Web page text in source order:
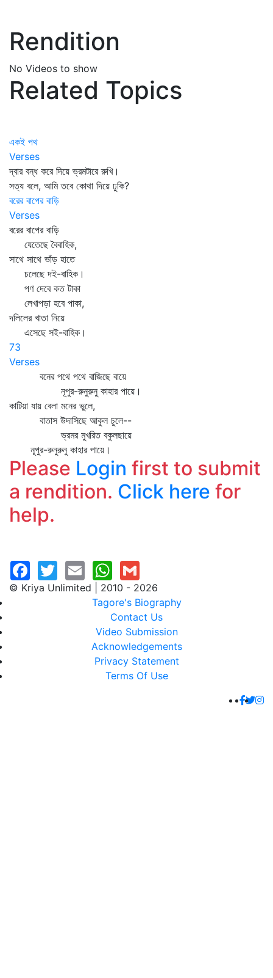
Rendition
No Videos to show
Related Topics
একই পথ
Verses
দ্বার বন্ধ করে দিয়ে ভ্রমটারে রুখি।
সত্য বলে, আমি তবে কোথা দিয়ে ঢুকি?
বরের বাপের বাড়ি
Verses
বরের বাপের বাড়ি
যেতেছে বৈবাহিক,
সাথে সাথে ভাঁড় হাতে
চলেছে দই-বাহিক।
পণ দেবে কত টাকা
লেখাপড়া হবে পাকা,
দলিলের খাতা নিয়ে
এসেছে সই-বাহিক।
73
Verses
বনের পথে পথে বাজিছে বায়ে
নূপুর-রুনুরুনু কাহার পায়ে।
কাটিয়া যায় বেলা মনের ভুলে,
বাতাস উদাসিছে আকুল চুলে--
ভ্রমর মুখরিত বকুলছায়ে
নূপুর-রুনুরুনু কাহার পায়ে।
Please Login first to submit
a rendition. Click here for
help.
© Kriya Unlimited | 2010 - 2026
Tagore's Biography
Contact Us
Video Submission
Acknowledgements
Privacy Statement
Terms Of Use